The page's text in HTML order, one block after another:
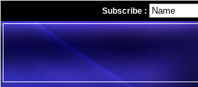
Subscribe :